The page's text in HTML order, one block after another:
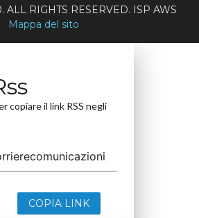
ALL RIGHTS RESERVED. ISP AWS
Mappa del sito
copiare il link RSS negli
COPIA LINK